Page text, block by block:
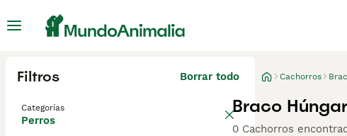
Filtros Borrar todo
Categorías
Perros
Cachorros
Braco
0 Cachorros